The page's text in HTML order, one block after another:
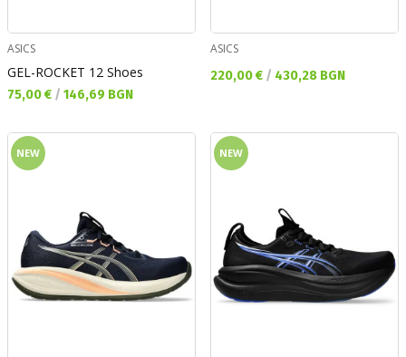
ASICS
GEL-ROCKET 12 Shoes
Текуща цена:
75,00 € / 146,69 BGN
ASICS
Текуща цена:
220,00 € / 430,28 BGN
NEW NEW